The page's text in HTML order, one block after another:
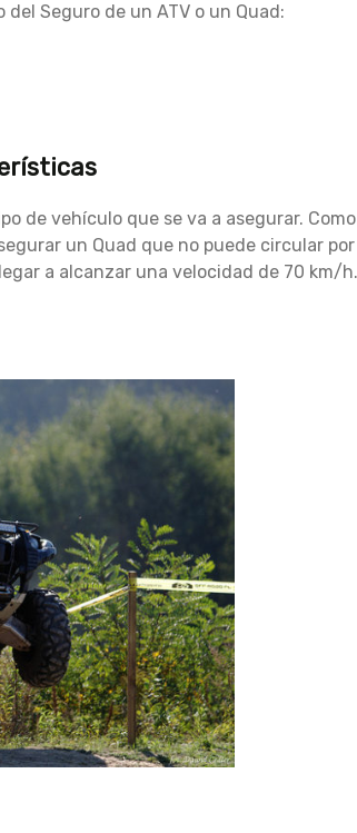
Seguro de un ATV o un Quad:
de vehículo que se va a asegurar. Como
un Quad que no puede circular por
a alcanzar una velocidad de 70 km/h.